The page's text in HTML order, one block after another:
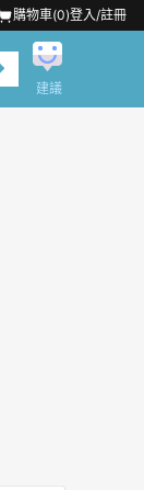
購物車(0)登入/註冊
建議